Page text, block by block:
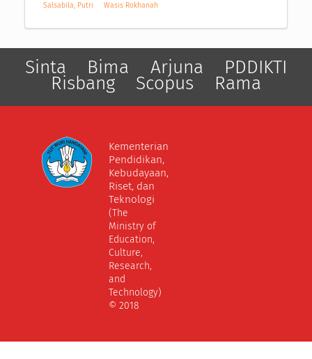
Salsabila, Putri
Wasis Rokhanah
Sinta Bima Arjuna PDDIKTI
Risbang Scopus Rama
Kementerian
Pendidikan,
Kebudayaan,
Riset, dan
Teknologi
(The
Ministry of
Education,
Culture,
Research,
and
Technology)
© 2018